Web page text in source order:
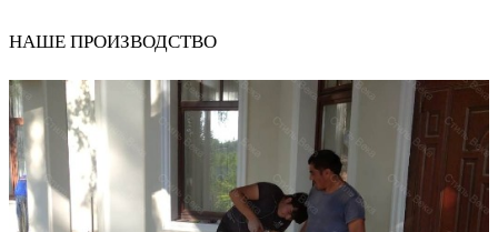
НАШЕ ПРОИЗВОДСТВО